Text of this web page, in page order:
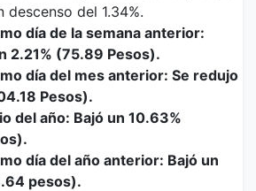
descenso del 1.34%.
día de la semana anterior:
2.21% (75.89 Pesos).
día del mes anterior: Se redujo
Pesos).
del año: Bajó un 10.63%
día del año anterior: Bajó un
pesos).